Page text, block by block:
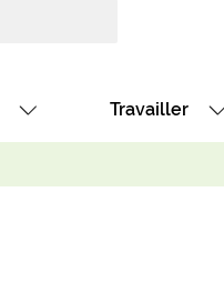
Travailler